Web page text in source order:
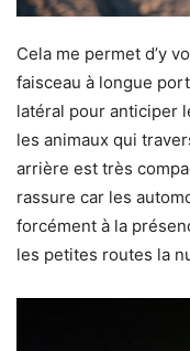
Cela me permet d’y
faisceau à longue
latéral pour anticiper
les animaux qui
arrière est très
rassure car les
forcément à la
les petites routes la